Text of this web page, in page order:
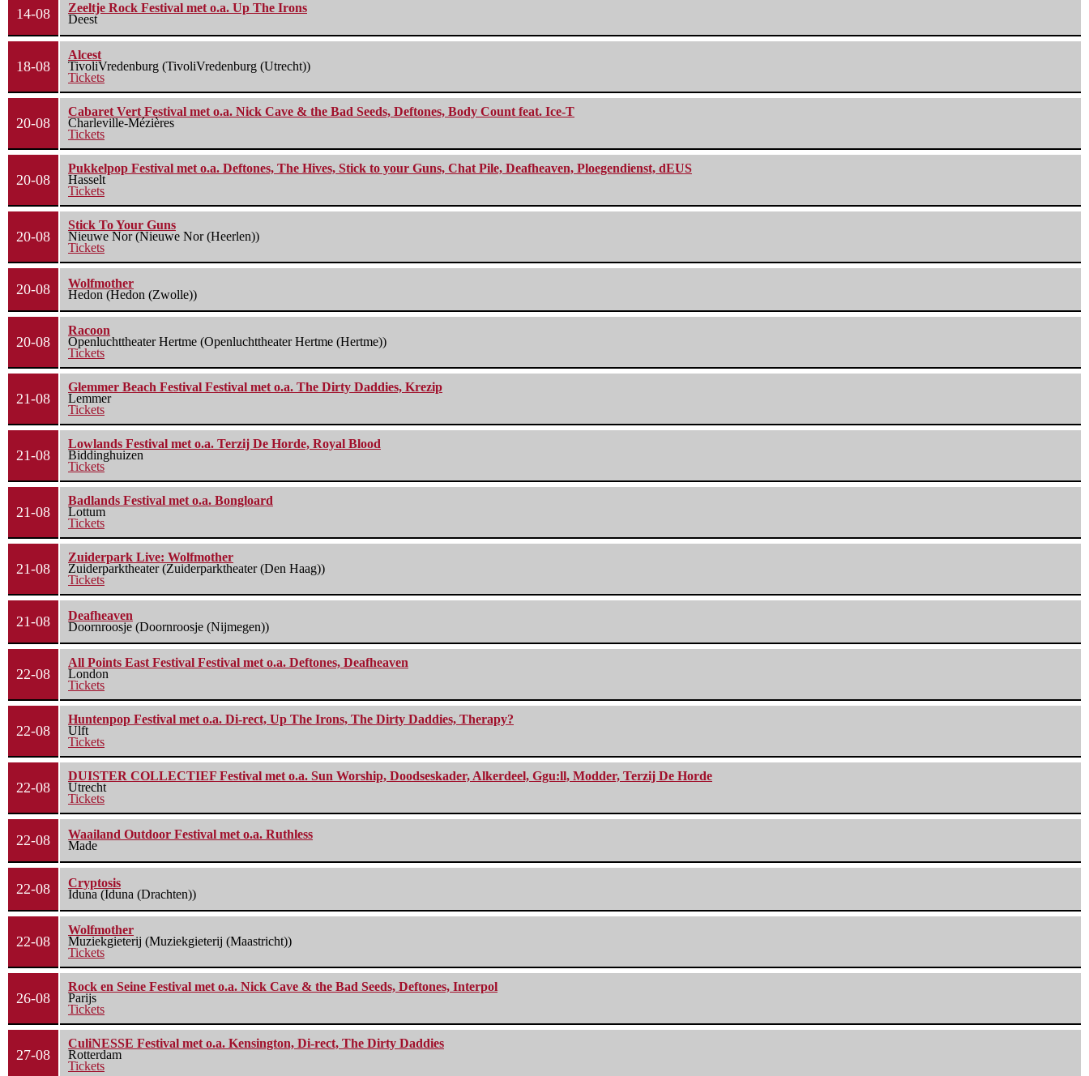
14-08
Zeeltje Rock Festival met o.a. Up The Irons
Deest
18-08
Alcest
TivoliVredenburg (TivoliVredenburg (Utrecht))
Tickets
20-08
Cabaret Vert Festival met o.a. Nick Cave & the Bad Seeds, Deftones, Body Count feat. Ice-T
Charleville-Mézières
Tickets
20-08
Pukkelpop Festival met o.a. Deftones, The Hives, Stick to your Guns, Chat Pile, Deafheaven, Ploegendienst, dEUS
Hasselt
Tickets
20-08
Stick To Your Guns
Nieuwe Nor (Nieuwe Nor (Heerlen))
Tickets
20-08
Wolfmother
Hedon (Hedon (Zwolle))
20-08
Racoon
Openluchttheater Hertme (Openluchttheater Hertme (Hertme))
Tickets
21-08
Glemmer Beach Festival Festival met o.a. The Dirty Daddies, Krezip
Lemmer
Tickets
21-08
Lowlands Festival met o.a. Terzij De Horde, Royal Blood
Biddinghuizen
Tickets
21-08
Badlands Festival met o.a. Bongloard
Lottum
Tickets
21-08
Zuiderpark Live: Wolfmother
Zuiderparktheater (Zuiderparktheater (Den Haag))
Tickets
21-08
Deafheaven
Doornroosje (Doornroosje (Nijmegen))
22-08
All Points East Festival Festival met o.a. Deftones, Deafheaven
London
Tickets
22-08
Huntenpop Festival met o.a. Di-rect, Up The Irons, The Dirty Daddies, Therapy?
Ulft
Tickets
22-08
DUISTER COLLECTIEF Festival met o.a. Sun Worship, Doodseskader, Alkerdeel, Ggu:ll, Modder, Terzij De Horde
Utrecht
Tickets
22-08
Waailand Outdoor Festival met o.a. Ruthless
Made
22-08
Cryptosis
Iduna (Iduna (Drachten))
22-08
Wolfmother
Muziekgieterij (Muziekgieterij (Maastricht))
Tickets
26-08
Rock en Seine Festival met o.a. Nick Cave & the Bad Seeds, Deftones, Interpol
Parijs
Tickets
27-08
CuliNESSE Festival met o.a. Kensington, Di-rect, The Dirty Daddies
Rotterdam
Tickets